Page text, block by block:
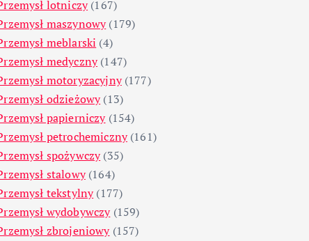
lotniczy(167)
maszynowy(179)
meblarski (4)
medyczny(147)
motoryzacyjny(177)
odzieżowy(13)
papierniczy(154)
petrochemiczny(161)
spożywczy(35)
stalowy(164)
tekstylny(177)
wydobywczy(159)
zbrojeniowy(157)